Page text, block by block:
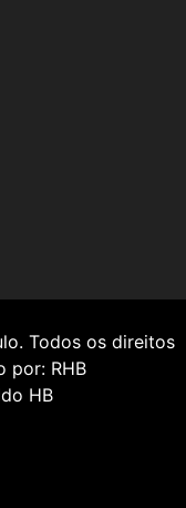
. Todos os direitos
por: RHB
HB